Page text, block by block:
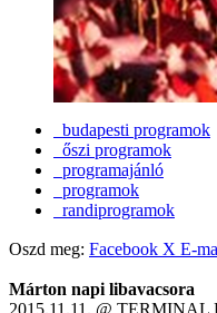
budapesti programok
őszi programok
programajánló
programok
randiprogramok
Oszd meg: Facebook X E-
Márton napi libavacsora
2015.11.11. @ TERMINAL